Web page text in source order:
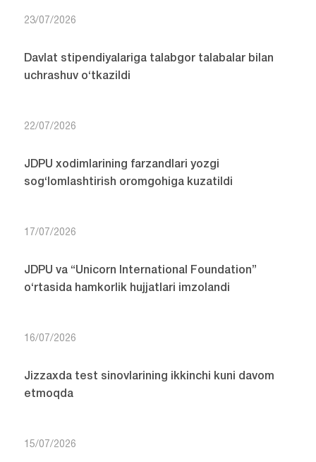
23/07/2026
Davlat stipendiyalariga talabgor talabalar bilan
uchrashuv o‘tkazildi
22/07/2026
JDPU xodimlarining farzandlari yozgi
sog‘lomlashtirish oromgohiga kuzatildi
17/07/2026
JDPU va “Unicorn International Foundation”
o‘rtasida hamkorlik hujjatlari imzolandi
16/07/2026
Jizzaxda test sinovlarining ikkinchi kuni davom
etmoqda
15/07/2026